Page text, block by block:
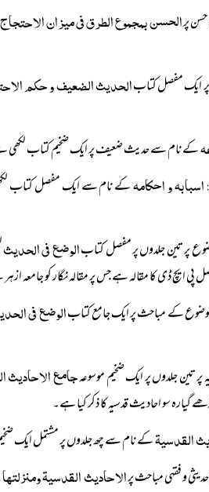
الحسن بمجموع الطرق فی میزان
الحدیث الضعیف و حکم
کے نام سے حدیث ضعیف پر ایک ضخیم کتاب
و احکامہکے نام سے ایک مفصل کتاب
الوضع فی الحدیث
ایچ ڈی کا مقالہ ہے جس پر مقالہ نگار کو جامعہ
الوضع فی
جامع
سو احادیث قدسیہ کا ذکر کیا ہے۔
القدسیۃکے نام سے چھ جلدوں پر مشتمل ایک
الاحادیث القدسیۃ